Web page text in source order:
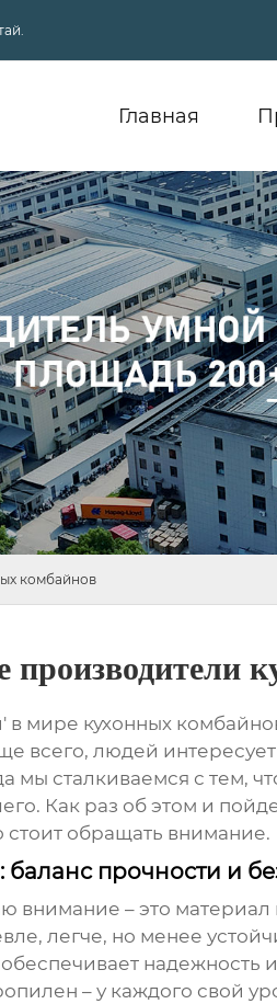
Главная
комбайнов
производители
мире кухонных
всего, людей
мы сталкиваемся с тем,
Как раз об этом и
стоит обращать внимание.
прочности и
внимание – это
легче, но менее
надежность
– у каждого свой